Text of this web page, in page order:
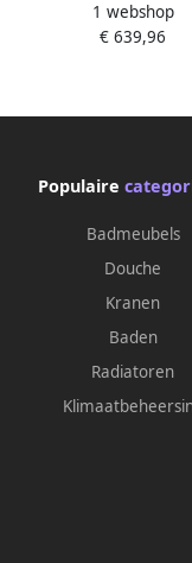
douchethermostaat
doucheslang en
1 webshop
€ 639,96
Populaire
Badmeubels
Douche
Kranen
Baden
Radiatoren